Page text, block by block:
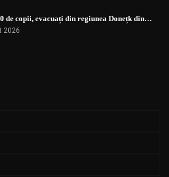
de copii, evacuați din regiunea Donețk din…
2026